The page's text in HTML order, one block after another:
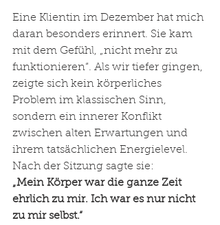
Eine Klientin im Dezember hat mich
daran besonders erinnert. Sie kam
mit dem Gefühl, „nicht mehr zu
funktionieren“. Als wir tiefer gingen,
zeigte sich kein körperliches
Problem im klassischen Sinn,
sondern ein innerer Konflikt
zwischen alten Erwartungen und
ihrem tatsächlichen Energielevel.
Nach der Sitzung sagte sie:
„Mein Körper war die ganze Zeit
ehrlich zu mir. Ich war es nur nicht
zu mir selbst.“